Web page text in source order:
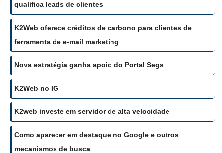
qualifica leads de clientes
K2Web oferece créditos de carbono para clientes de
ferramenta de e-mail marketing
Nova estratégia ganha apoio do Portal Segs
K2Web no IG
K2web investe em servidor de alta velocidade
Como aparecer em destaque no Google e outros
mecanismos de busca